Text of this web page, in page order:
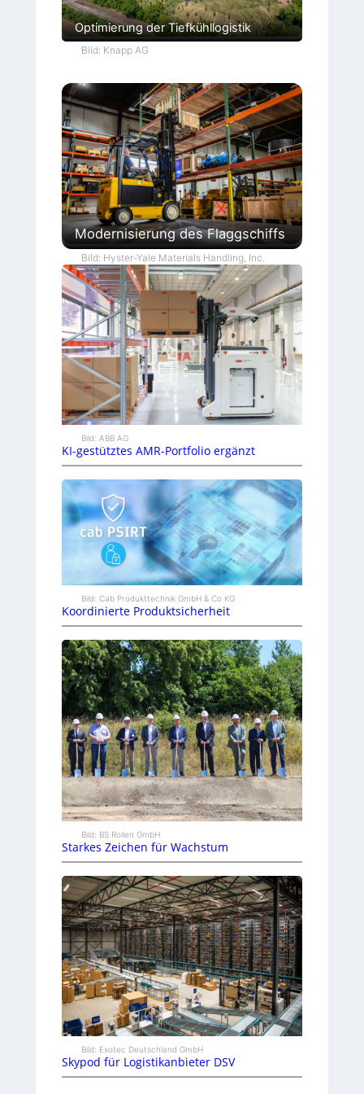
Optimierung der Tiefkühllogistik
Bild: Knapp AG
Modernisierung des Flaggschiffs
Bild: Hyster-Yale Materials Handling, Inc.
Bild: ABB AG
KI-gestütztes AMR-Portfolio ergänzt
Bild: Cab Produkttechnik GmbH & Co KG
Koordinierte Produktsicherheit
Bild: BS Rollen GmbH
Starkes Zeichen für Wachstum
Bild: Exotec Deutschland GmbH
Skypod für Logistikanbieter DSV